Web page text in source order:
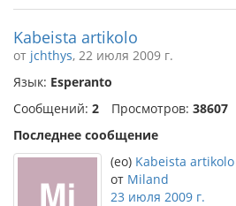
Kabeista artikolo
от jchthys, 22 июля 2009 г.
Язык: Esperanto
Сообщений: 2 Просмотров: 38607
Последнее сообщение
(eo) Kabeista artikolo
от Miland
23 июля 2009 г.